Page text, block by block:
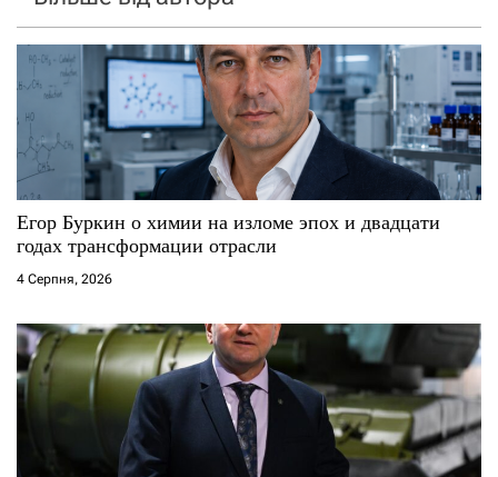
Егор Буркин о химии на изломе эпох и двадцати
годах трансформации отрасли
4 Серпня, 2026